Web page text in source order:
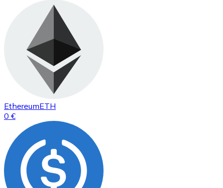
EthereumETH
0 €